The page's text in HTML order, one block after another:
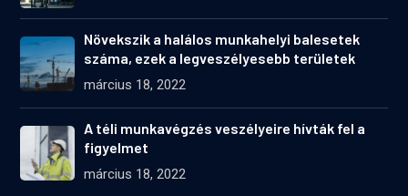
Növekszik a halálos munkahelyi balesetek
száma, ezek a legveszélyesebb területek
március 18, 2022
A téli munkavégzés veszélyeire hívták fel a
figyelmet
március 18, 2022